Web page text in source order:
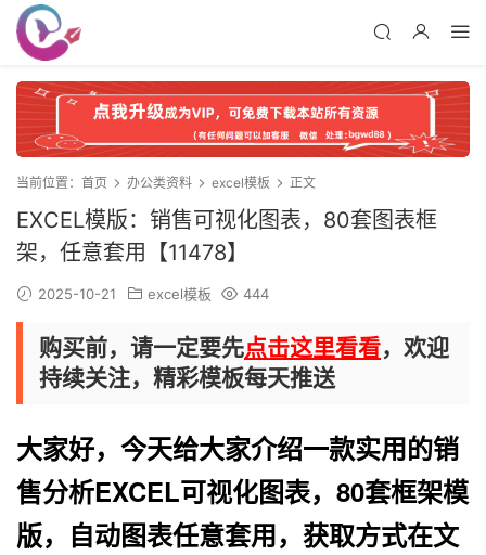
当前位置： 首页 办公类资料 excel模板 正文
EXCEL模版：销售可视化图表，80套图表框
架，任意套用【11478】
2025-10-21 excel模板 444
购买前，请一定要先点击这里看看，欢迎
持续关注，精彩模板每天推送
大家好，今天给大家介绍一款实用的销
售分析EXCEL可视化图表，80套框架模
版，自动图表任意套用，获取方式在文